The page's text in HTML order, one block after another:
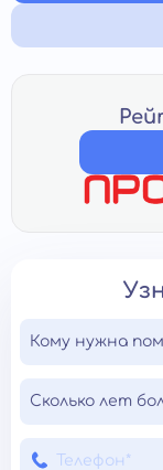
Кому нужна
Сколько лет